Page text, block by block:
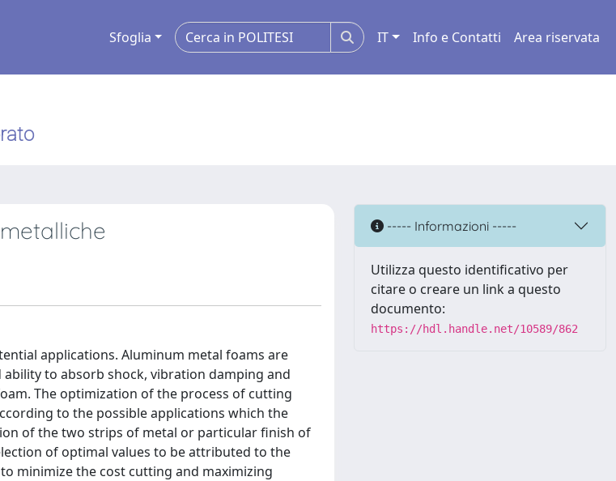
Sfoglia IT Info e Contatti Area riservata
applications. Aluminum metal foams are
to absorb shock, vibration damping and
The optimization of the process of cutting
to the possible applications which the
of the two strips of metal or particular finish of
of optimal values to be attributed to the
minimize the cost cutting and maximizing
----- Informazioni -----
Utilizza questo identificativo per
citare o creare un link a questo
documento:
https://hdl.handle.net/10589/862